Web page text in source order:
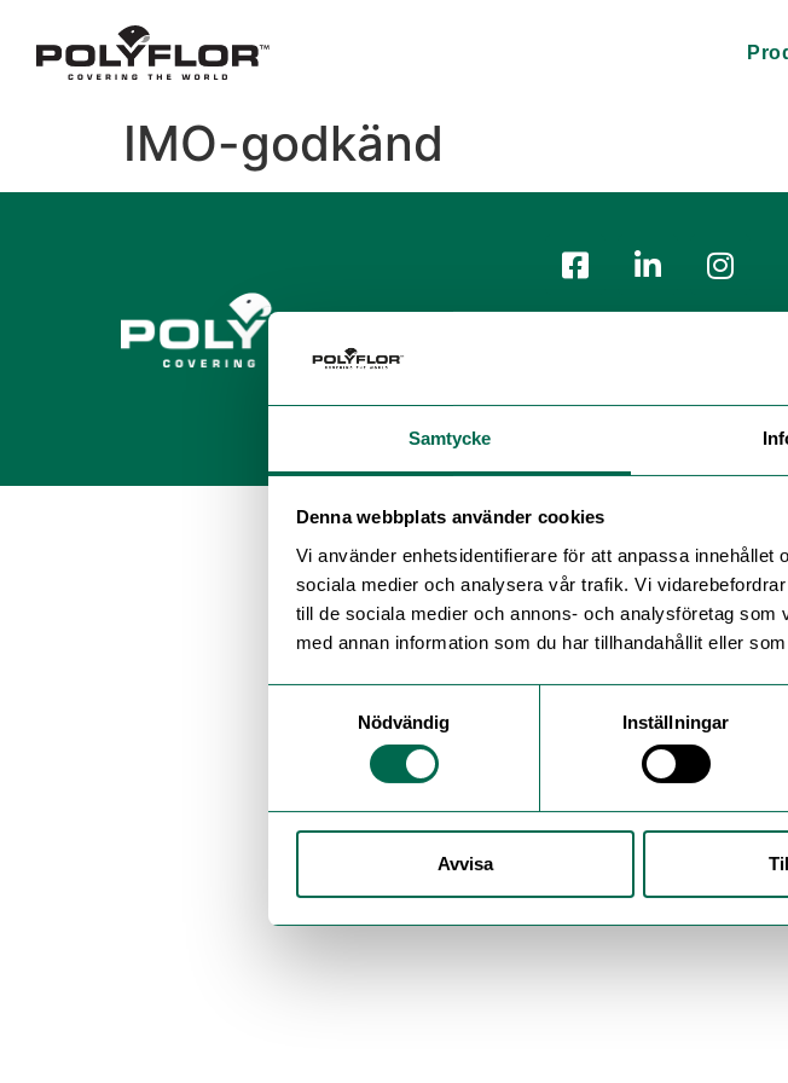
Samtycke
Denna webbplats använder cookies
Vi använder enhetsidentifierare för att anpassa
sociala medier och analysera vår trafik. Vi
till de sociala medier och annons- och analysföretag
med annan information som du har tillhandahållit eller
Nödvändig
Inställningar
Avvisa
IMO-godkänd
E-post:info@polyflor.se